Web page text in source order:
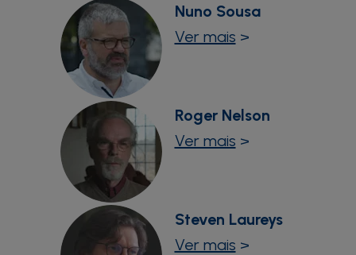
Nuno Sousa
Ver mais >
Roger Nelson
Ver mais >
Steven Laureys
Ver mais >